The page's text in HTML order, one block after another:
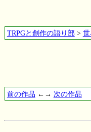
TRPGと創作の語り部>
前の作品 ←→ 次の作品